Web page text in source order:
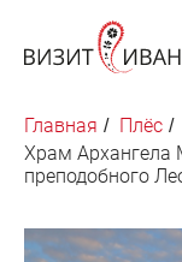
Главная / Плёс /
Храм Архангела
преподобного